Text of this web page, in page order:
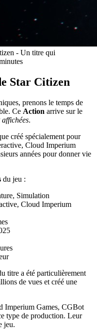
- Un titre qui
Star Citizen
prenons le temps de
Ce Action arrive sur le
.
créé spécialement pour
Cloud Imperium
années pour donner vie
du jeu :
Simulation
Cloud Imperium
titre a été particulièrement
de vues et créé une
Imperium Games, CGBot
type de production. Leur
jeu.